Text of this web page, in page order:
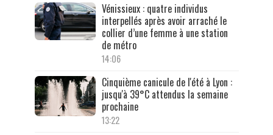
Vénissieux : quatre individus
interpellés après avoir arraché le
collier d’une femme à une station
de métro
14:06
Cinquième canicule de l'été à Lyon :
jusqu'à 39°C attendus la semaine
prochaine
13:22